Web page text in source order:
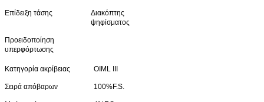
Επίδειξη τάσης
Διακόπτης
ψηφίσματος
Προειδοποίηση
υπερφόρτωσης
Κατηγορία ακρίβειας OIML ΙΙΙ
Σειρά απόβαρων 100%F.S.